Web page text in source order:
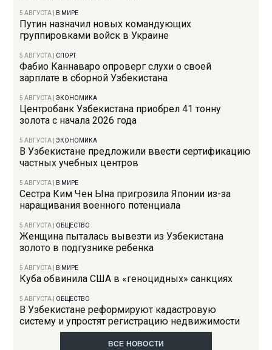
5 АВГУСТА В МИРЕ
Путин назначил новых командующих
группировками войск в Украине
5 АВГУСТА СПОРТ
Фабио Каннаваро опроверг слухи о своей
зарплате в сборной Узбекистана
5 АВГУСТА |ЭКОНОМИКА
Центробанк Узбекистана приобрел 41 тонну
золота с начала 2026 года
5 АВГУСТА |ЭКОНОМИКА
В Узбекистане предложили ввести сертификацию
частных учебных центров
5 АВГУСТА В МИРЕ
Сестра Ким Чен Ына пригрозила Японии из-за
наращивания военного потенциала
5 АВГУСТА ОБЩЕСТВО
Женщина пыталась вывезти из Узбекистана
золото в подгузнике ребенка
5 АВГУСТА В МИРЕ
Куба обвинила США в «геноцидных» санкциях
5 АВГУСТА ОБЩЕСТВО
В Узбекистане реформируют кадастровую
систему и упростят регистрацию недвижимости
ВСЕ НОВОСТИ